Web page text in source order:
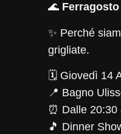
🌊
✨ Perché
grigliate.
🗓 Giovedì 14
📍 Bagno
⏰ Dalle 20:30
🎵 Dinner